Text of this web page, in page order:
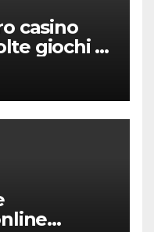
casino
giochi di
a